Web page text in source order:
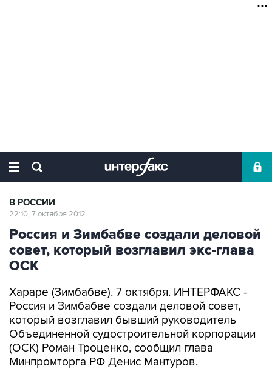
В РОССИИ
22:10, 7 октября 2012
Россия и Зимбабве создали деловой
совет, который возглавил экс-глава
ОСК
Хараре (Зимбабве). 7 октября. ИНТЕРФАКС -
Россия и Зимбабве создали деловой совет,
который возглавил бывший руководитель
Объединенной судостроительной корпорации
(ОСК) Роман Троценко, сообщил глава
Минпромторга РФ Денис Мантуров.